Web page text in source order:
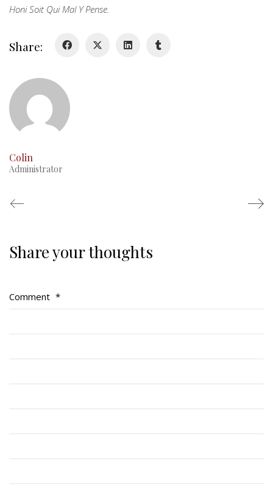
Honi Soit Qui Mal Y Pense.
Share:
Colin
Administrator
Share your thoughts
Comment *
Glory Never Dies
RMR badges & insignia
Regimental Family
Cadets
Quick Links
Join Us